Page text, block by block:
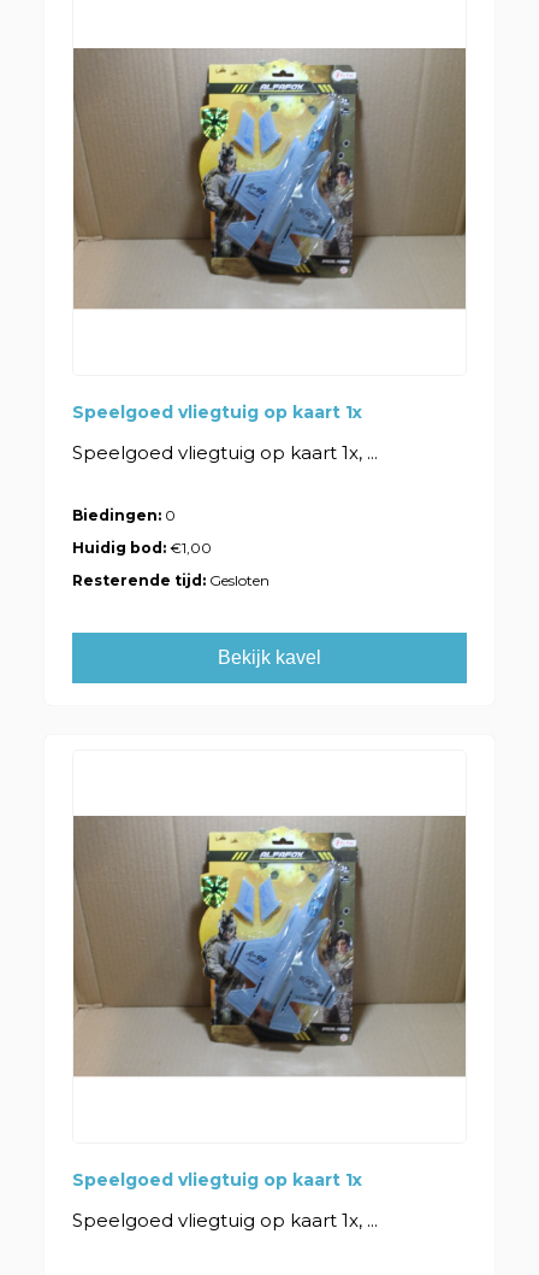
Speelgoed vliegtuig op kaart 1x
Speelgoed vliegtuig op kaart 1x, ...
Biedingen: 0
Huidig bod:€1,00
Resterende tijd: Gesloten
Bekijk kavel
Speelgoed vliegtuig op kaart 1x
Speelgoed vliegtuig op kaart 1x, ...